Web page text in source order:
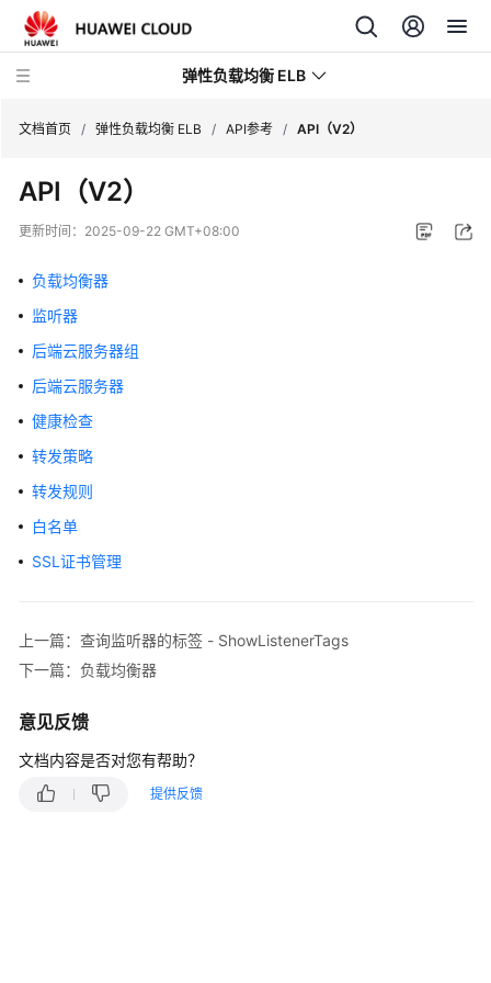
弹性负载均衡 ELB
最
新
态
产
品
绍
费
说
明
快
门
户
南
文档首页 / 弹性负载均衡 ELB / API参考 / API（V2）
API（V2）
更新时间： 2025-09-22 GMT+08:00
负载均衡器
监听器
后端云服务器组
后端云服务器
健康检查
转发策略
转发规则
白名单
SSL证书管理
上一篇：查询监听器的标签 - ShowListenerTags
下一篇：负载均衡器
意见反馈
文档内容是否对您有帮助？
提供反馈